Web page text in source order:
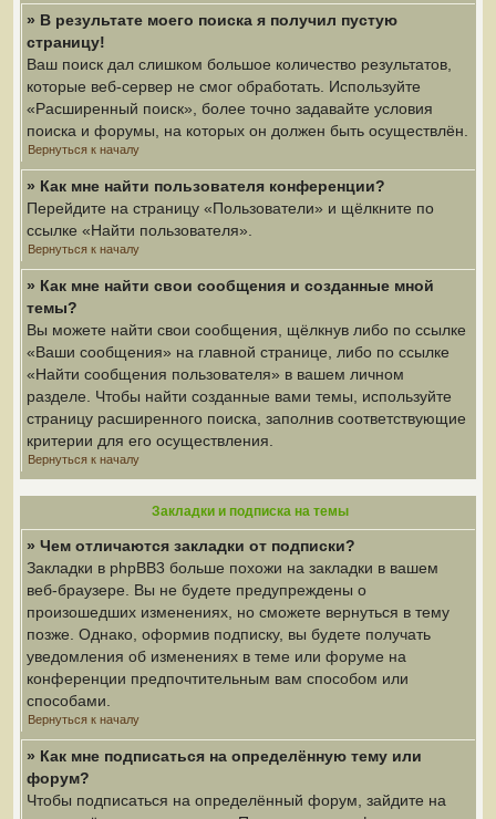
» В результате моего поиска я получил пустую
страницу!
Ваш поиск дал слишком большое количество результатов,
которые веб-сервер не смог обработать. Используйте
«Расширенный поиск», более точно задавайте условия
поиска и форумы, на которых он должен быть осуществлён.
Вернуться к началу
» Как мне найти пользователя конференции?
Перейдите на страницу «Пользователи» и щёлкните по
ссылке «Найти пользователя».
Вернуться к началу
» Как мне найти свои сообщения и созданные мной
темы?
Вы можете найти свои сообщения, щёлкнув либо по ссылке
«Ваши сообщения» на главной странице, либо по ссылке
«Найти сообщения пользователя» в вашем личном
разделе. Чтобы найти созданные вами темы, используйте
страницу расширенного поиска, заполнив соответствующие
критерии для его осуществления.
Вернуться к началу
Закладки и подписка на темы
» Чем отличаются закладки от подписки?
Закладки в phpBB3 больше похожи на закладки в вашем
веб-браузере. Вы не будете предупреждены о
произошедших изменениях, но сможете вернуться в тему
позже. Однако, оформив подписку, вы будете получать
уведомления об изменениях в теме или форуме на
конференции предпочтительным вам способом или
способами.
Вернуться к началу
» Как мне подписаться на определённую тему или
форум?
Чтобы подписаться на определённый форум, зайдите на